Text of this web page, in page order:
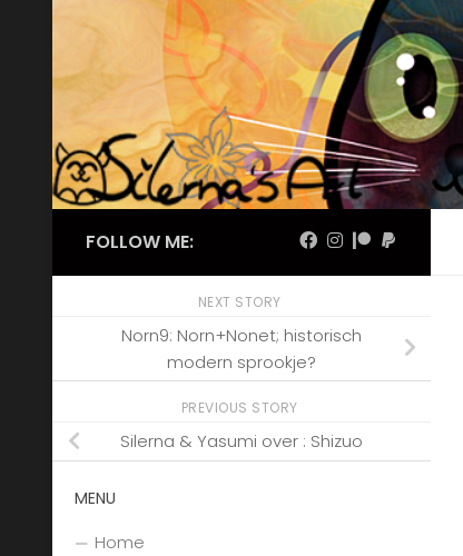
Skip to content
FOLLOW ME:
NEXT STORY
Norn9: Norn+Nonet; historisch
modern sprookje?
PREVIOUS STORY
Silerna & Yasumi over : Shizuo
MENU
Home